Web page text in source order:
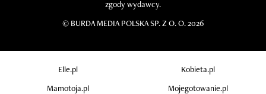
zgody wydawcy.
© BURDA MEDIA POLSKA SP. Z O. O. 2026
Elle.pl
Kobieta.pl
Mamotoja.pl
Mojegotowanie.pl